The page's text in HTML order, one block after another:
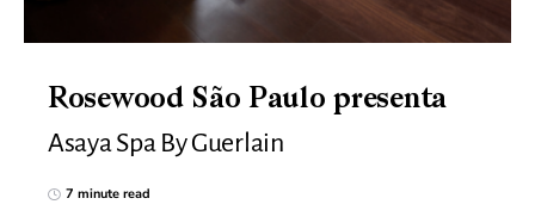
Rosewood São Paulo presenta
Asaya Spa By Guerlain
7 minute read